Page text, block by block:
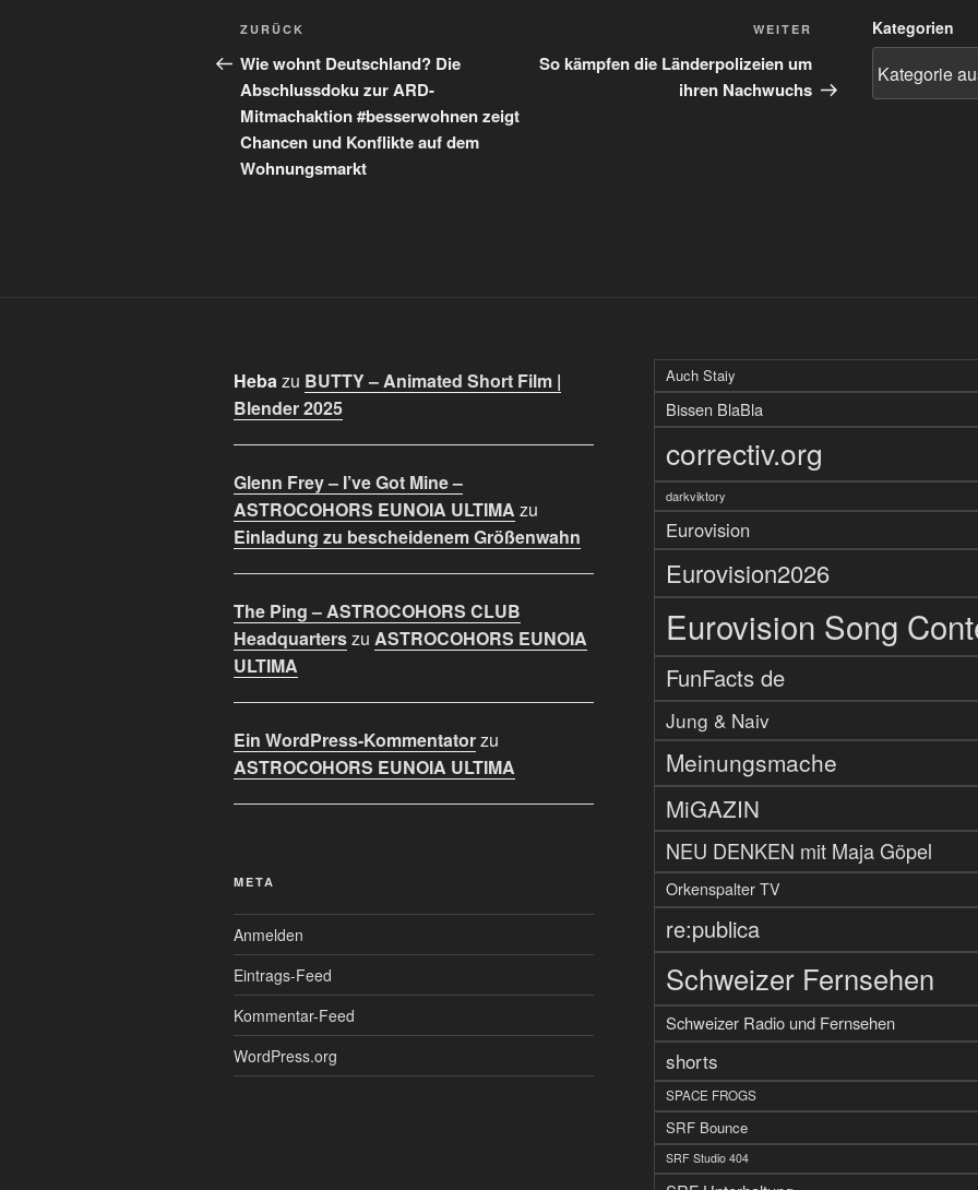
Beitragsnavigation
Vorheriger
Beitrag
ZURÜCK
Wie wohnt Deutschland? Die
Abschlussdoku zur ARD-
Mitmachaktion #besserwohnen zeigt
Chancen und Konflikte auf dem
Wohnungsmarkt
Nächster
Beitrag
WEITER
So kämpfen die Länderpolizeien um
ihren Nachwuchs
Kategorien
Hebazu BUTTY – Animated Short Film |
Blender 2025
Glenn Frey – I’ve Got Mine –
ASTROCOHORS EUNOIA ULTIMA zu
Einladung zu bescheidenem Größenwahn
The Ping – ASTROCOHORS CLUB
Headquarterszu ASTROCOHORS EUNOIA
ULTIMA
Ein WordPress-Kommentatorzu
ASTROCOHORS EUNOIA ULTIMA
META
Anmelden
Eintrags-Feed
Kommentar-Feed
WordPress.org
Auch Staiy
Bissen BlaBla
correctiv.org
darkviktory
Eurovision
Eurovision2026
Eurovision Song
FunFacts de
Jung & Naiv
Meinungsmache
MiGAZIN
NEU DENKEN mit Maja Göpel
Orkenspalter TV
re:publica
Schweizer Fernsehen
Schweizer Radio und Fernsehen
shorts
SPACE FROGS
SRF Bounce
SRF Studio 404